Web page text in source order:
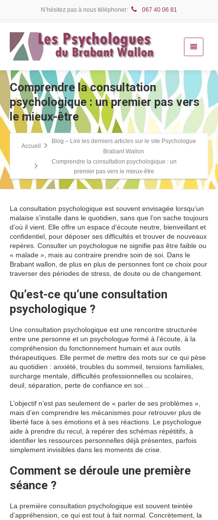
N’hésitez pas à nous téléphoner: 067 40 06 81
Comprendre la consultation
psychologique : un premier pas vers
le mieux-être
Accueil
Blog – Lire les derniers articles sur le site Psychologue
Brabant Wallon
Comprendre la consultation psychologique : un
premier pas vers le mieux-être
La consultation psychologique est souvent envisagée lorsqu’un
malaise s’installe dans le quotidien, sans que l’on sache toujours
d’où il vient. Elle offre un espace d’écoute neutre, bienveillant et
confidentiel, pour déposer ses difficultés et trouver de nouveaux
repères. Consulter un psychologue ne signifie pas être faible ou
« malade », mais au contraire prendre soin de soi. Dans le
Brabant wallon, de plus en plus de personnes font ce choix pour
traverser des périodes de stress, de doute ou de changement.
Qu’est-ce qu’une consultation
psychologique ?
Une consultation psychologique est une rencontre structurée
entre une personne et un psychologue formé à l’écoute, à la
compréhension du fonctionnement humain et aux outils
thérapeutiques. Elle permet de mettre des mots sur ce qui pèse
au quotidien : anxiété, troubles du sommeil, tensions familiales,
surcharge mentale, difficultés professionnelles ou scolaires,
deuil, séparation, perte de confiance en soi…
L’objectif n’est pas seulement de « parler de ses problèmes »,
mais d’en comprendre les mécanismes pour retrouver plus de
liberté face à ses émotions et à ses réactions. Le psychologue
aide à prendre du recul, à repérer des schémas répétitifs, à
identifier les ressources personnelles déjà présentes, parfois
simplement invisibles dans les moments de crise.
Comment se déroule une première
séance ?
La première consultation psychologique est souvent teintée
d’appréhension, ce qui est tout à fait normal. Concrètement, la